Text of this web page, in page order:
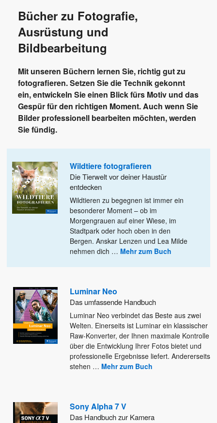
Bücher zu Fotografie,
Ausrüstung und
Bildbearbeitung
Mit unseren Büchern lernen Sie, richtig gut zu
fotografieren. Setzen Sie die Technik gekonnt
ein, entwickeln Sie einen Blick fürs Motiv und das
Gespür für den richtigen Moment. Auch wenn Sie
Bilder professionell bearbeiten möchten, werden
Sie fündig.
Wildtiere fotografieren
Die Tierwelt vor deiner Haustür
entdecken
Wildtieren zu begegnen ist immer ein
besonderer Moment – ob im
Morgengrauen auf einer Wiese, im
Stadtpark oder hoch oben in den
Bergen. Anskar Lenzen und Lea Milde
nehmen dich … Mehr zum Buch
Luminar Neo
Das umfassende Handbuch
Luminar Neo verbindet das Beste aus zwei
Welten. Einerseits ist Luminar ein klassischer
Raw-Konverter, der Ihnen maximale Kontrolle
über die Entwicklung Ihrer Fotos bietet und
professionelle Ergebnisse liefert. Andererseits
stehen … Mehr zum Buch
Sony Alpha 7 V
Das Handbuch zur Kamera